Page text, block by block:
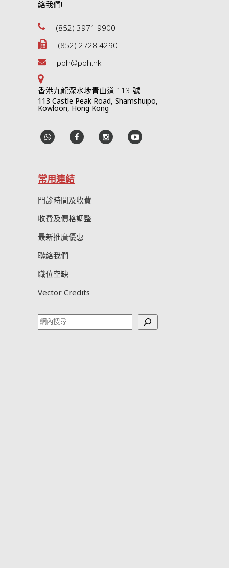
絡我們!
(852) 3971 9900
(852) 2728 4290
pbh@pbh.hk
香港九龍深水埗青山道 113 號
113 Castle Peak Road, Shamshuipo,
Kowloon, Hong Kong
常用連結
門診時間及收費
收費及價格調整
最新推廣優惠
聯絡我們
職位空缺
Vector Credits
Search